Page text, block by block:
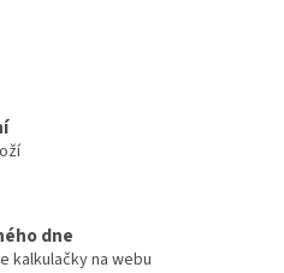
dne
kalkulačky na webu